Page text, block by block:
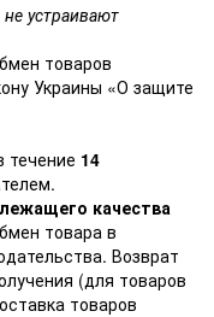
устраивают
товаров
Украины «О защите
течение 14
качества
товара в
Возврат
(для товаров
товаров